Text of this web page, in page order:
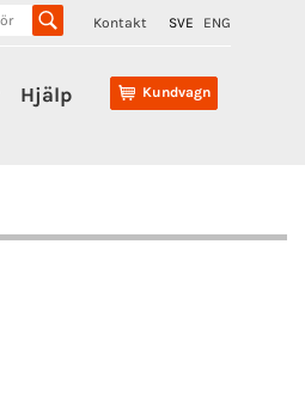
Kontakt SVE ENG
Kundvagn
Hjälp